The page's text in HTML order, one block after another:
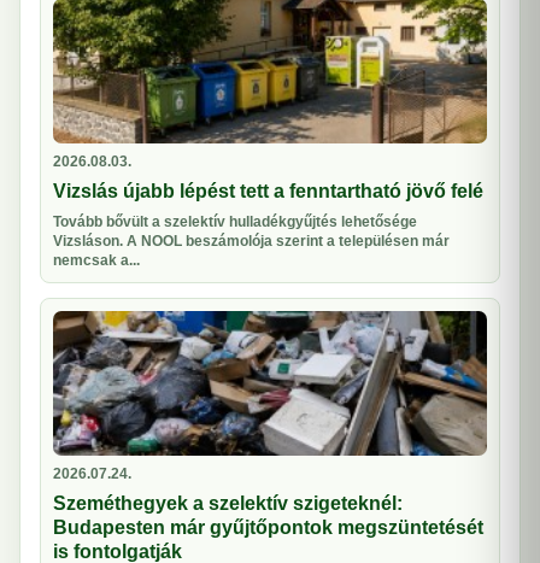
2026.08.03.
Vizslás újabb lépést tett a fenntartható jövő felé
Tovább bővült a szelektív hulladékgyűjtés lehetősége
Vizsláson. A NOOL beszámolója szerint a településen már
nemcsak a...
2026.07.24.
Szeméthegyek a szelektív szigeteknél:
Budapesten már gyűjtőpontok megszüntetését
is fontolgatják